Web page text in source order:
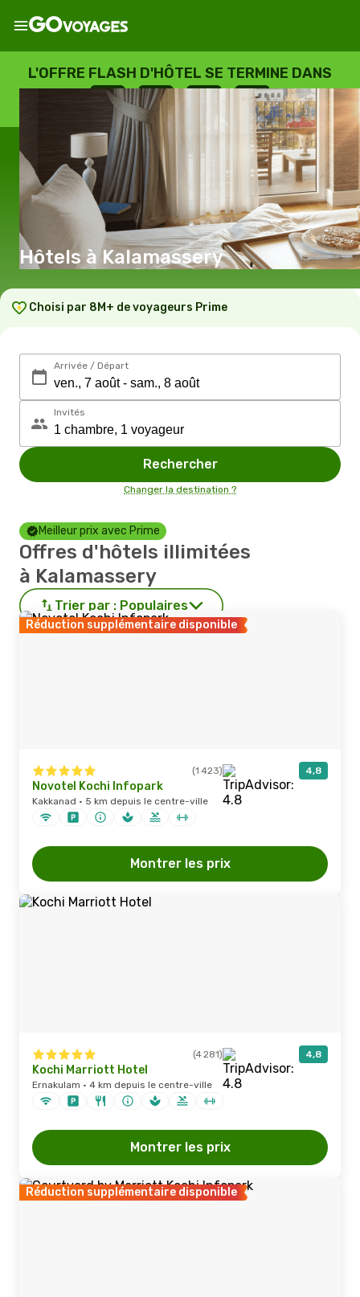
L'OFFRE FLASH D'HÔTEL SE TERMINE DANS
--
JOURS
: --
HEURES
: --
SECONDES
Hôtels à Kalamassery
Choisi par 8M+ de voyageurs Prime
Arrivée / Départ
Invités
Rechercher
Changer la destination ?
Meilleur prix avec Prime
Offres d'hôtels illimitées
à Kalamassery
Trier par : Populaires
Réduction supplémentaire disponible
(1 423) 4,8
Novotel Kochi Infopark
Kakkanad · 5 km depuis le centre-ville
Montrer les prix
(4 281) 4,8
Kochi Marriott Hotel
Ernakulam · 4 km depuis le centre-ville
Montrer les prix
Réduction supplémentaire disponible